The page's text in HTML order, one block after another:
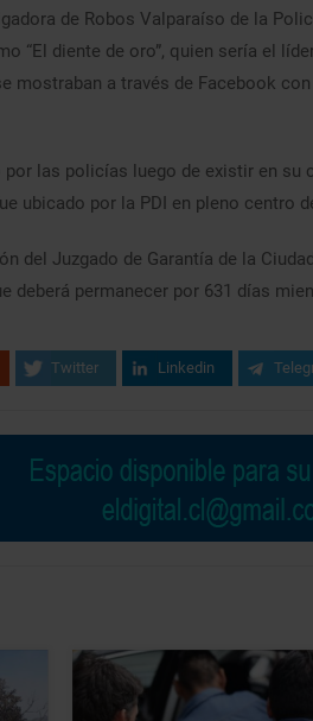
de Robos Valparaíso de la
“El diente de oro”, quien sería el
mostraban a través de Facebook
las policías luego de existir en su
ubicado por la PDI en pleno centro
del Juzgado de Garantía de la
deberá permanecer por 631 días
Twitter Linkedin